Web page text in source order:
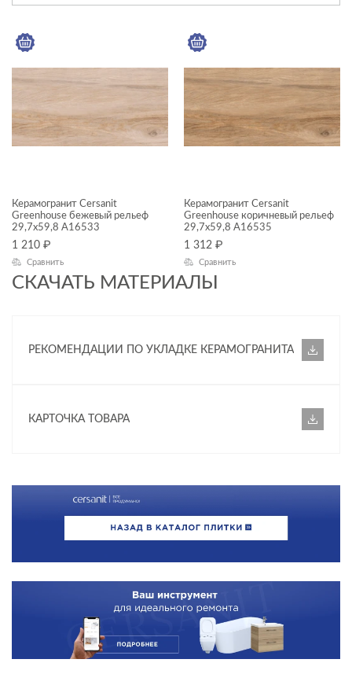
СКАЧАТЬ МАТЕРИАЛЫ
РЕКОМЕНДАЦИИ ПО УКЛАДКЕ КЕРАМОГРАНИТА
КАРТОЧКА ТОВАРА
керамогранит
ЦЕНА, ₽
ЦВЕТ
ФОРМАТ ПЛИТКИ, СМ
ДИЗАЙН
Greenhouse
Универсальный
ПРИМЕНЕНИЕ
ФАКТУРА ПОВЕРХНОСТИ
ТИП ПОВЕРХНОСТИ
Керамогранит Cersanit
Greenhouse бежевый рельеф
29,7x59,8 A16533
1 210 ₽
Сравнить
Керамогранит Cersanit
Greenhouse коричневый рельеф
29,7x59,8 A16535
1 312 ₽
Сравнить